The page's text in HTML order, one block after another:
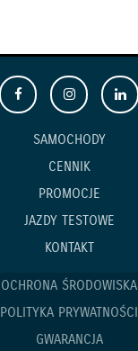
SAMOCHODY
CENNIK
PROMOCJE
JAZDY TESTOWE
KONTAKT
OCHRONA ŚRODOWISKA
POLITYKA PRYWATNOŚCI
GWARANCJA